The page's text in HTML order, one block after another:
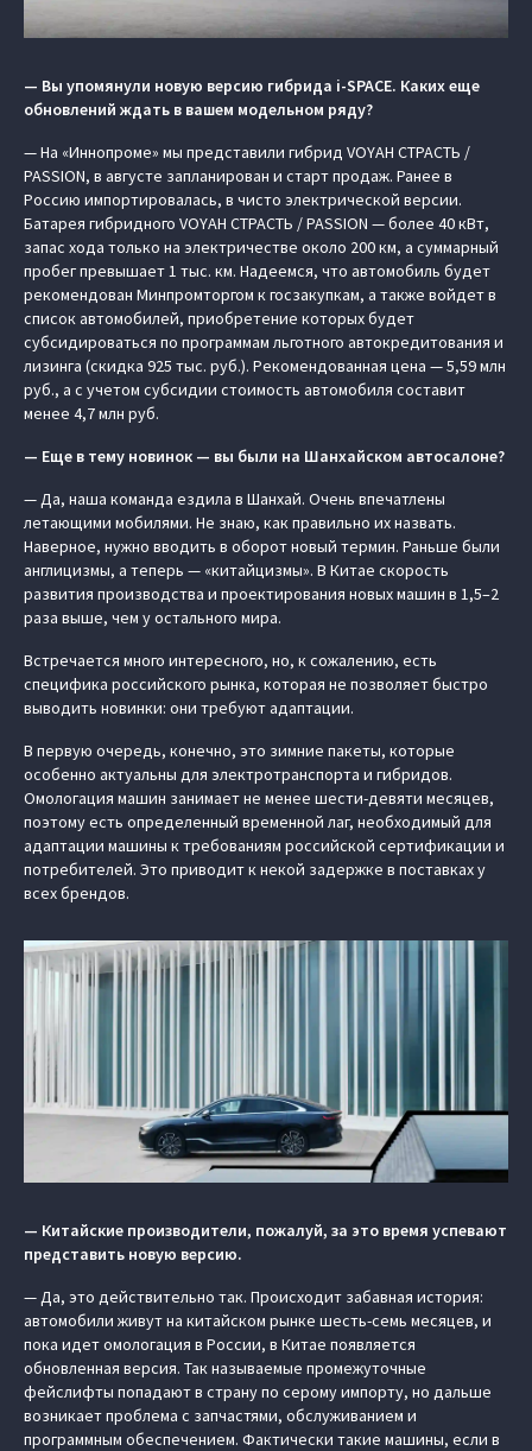
— Вы упомянули новую версию гибрида i-SPACE. Каких еще
обновлений ждать в вашем модельном ряду?
— На «Иннопроме» мы представили гибрид VOYAH СТРАСТЬ /
PASSION, в августе запланирован и старт продаж. Ранее в
Россию импортировалась, в чисто электрической версии.
Батарея гибридного VOYAH СТРАСТЬ / PASSION — более 40 кВт,
запас хода только на электричестве около 200 км, а суммарный
пробег превышает 1 тыс. км. Надеемся, что автомобиль будет
рекомендован Минпромторгом к госзакупкам, а также войдет в
список автомобилей, приобретение которых будет
субсидироваться по программам льготного автокредитования и
лизинга (скидка 925 тыс. руб.). Рекомендованная цена — 5,59 млн
руб., а с учетом субсидии стоимость автомобиля составит
менее 4,7 млн руб.
— Еще в тему новинок — вы были на Шанхайском автосалоне?
— Да, наша команда ездила в Шанхай. Очень впечатлены
летающими мобилями. Не знаю, как правильно их назвать.
Наверное, нужно вводить в оборот новый термин. Раньше были
англицизмы, а теперь — «китайцизмы». В Китае скорость
развития производства и проектирования новых машин в 1,5–2
раза выше, чем у остального мира.
Встречается много интересного, но, к сожалению, есть
специфика российского рынка, которая не позволяет быстро
выводить новинки: они требуют адаптации.
В первую очередь, конечно, это зимние пакеты, которые
особенно актуальны для электротранспорта и гибридов.
Омологация машин занимает не менее шести-девяти месяцев,
поэтому есть определенный временной лаг, необходимый для
адаптации машины к требованиям российской сертификации и
потребителей. Это приводит к некой задержке в поставках у
всех брендов.
— Китайские производители, пожалуй, за это время успевают
представить новую версию.
— Да, это действительно так. Происходит забавная история:
автомобили живут на китайском рынке шесть-семь месяцев, и
пока идет омологация в России, в Китае появляется
обновленная версия. Так называемые промежуточные
фейслифты попадают в страну по серому импорту, но дальше
возникает проблема с запчастями, обслуживанием и
программным обеспечением. Фактически такие машины, если в